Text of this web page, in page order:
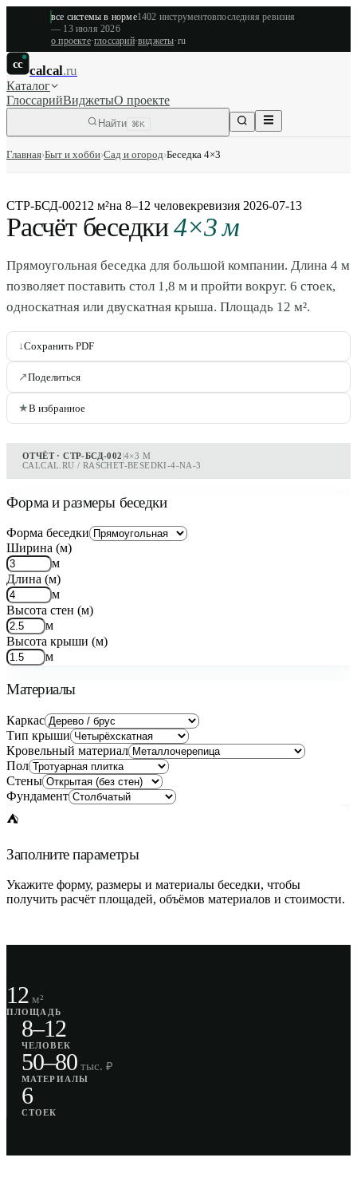
все системы в норме1402 инструментовпоследняя ревизия
— 13 июля 2026
о проекте·глоссарий·виджеты·ru
cc calcal.ru
Каталог
ГлоссарийВиджетыО проекте
Найти ⌘K
Главная›Быт и хобби›Сад и огород›Беседка 4×3
СТР-БСД-00212 м²на 8–12 человекревизия 2026-07-13
Расчёт беседки4×3 м
Прямоугольная беседка для большой компании. Длина 4 м
позволяет поставить стол 1,8 м и пройти вокруг. 6 стоек,
односкатная или двускатная крыша. Площадь 12 м².
↓Сохранить PDF
↗Поделиться
★В избранное
ОТЧЁТ · СТР-БСД-002 |4×3 М
CALCAL.RU / RASCHET-BESEDKI-4-NA-3
Форма и размеры беседки
Форма беседки
Ширина (м)
м
Длина (м)
м
Высота стен (м)
м
Высота крыши (м)
м
Материалы
Каркас
Тип крыши
Кровельный материал
Пол
Стены
Фундамент
⛺
Заполните параметры
Укажите форму, размеры и материалы беседки, чтобы
получить расчёт площадей, объёмов материалов и стоимости.
12 м²
ПЛОЩАДЬ
8–12
ЧЕЛОВЕК
50–80 тыс. ₽
МАТЕРИАЛЫ
6
СТОЕК